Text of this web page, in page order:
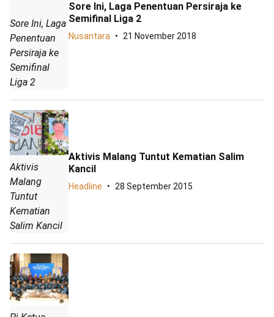
Sore Ini, Laga
Penentuan
Persiraja ke
Semifinal
Liga 2
Sore Ini, Laga Penentuan Persiraja ke
Semifinal Liga 2
Nusantara 21 November 2018
Aktivis
Malang
Tuntut
Kematian
Salim Kancil
Aktivis Malang Tuntut Kematian Salim
Kancil
Headline 28 September 2015